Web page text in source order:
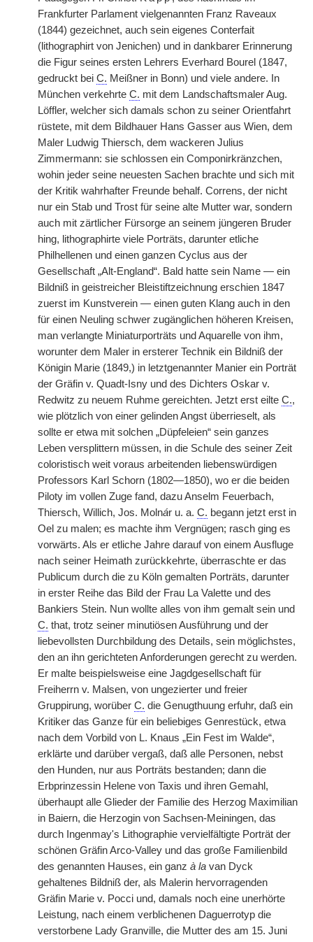
Frankfurter Parlament vielgenannten Franz Raveaux
(1844) gezeichnet, auch sein eigenes Conterfait
(lithographirt von Jenichen) und in dankbarer Erinnerung
die Figur seines ersten Lehrers Everhard Bourel (1847,
gedruckt bei C. Meißner in Bonn) und viele andere. In
München verkehrte C. mit dem Landschaftsmaler Aug.
Löffler, welcher sich damals schon zu seiner Orientfahrt
rüstete, mit dem Bildhauer Hans Gasser aus Wien, dem
Maler Ludwig Thiersch, dem wackeren Julius
Zimmermann: sie schlossen ein Componirkränzchen,
wohin jeder seine neuesten Sachen brachte und sich mit
der Kritik wahrhafter Freunde behalf. Correns, der nicht
nur ein Stab und Trost für seine alte Mutter war, sondern
auch mit zärtlicher Fürsorge an seinem jüngeren Bruder
hing, lithographirte viele Porträts, darunter etliche
Philhellenen und einen ganzen Cyclus aus der
Gesellschaft „Alt-England“. Bald hatte sein Name — ein
Bildniß in geistreicher Bleistiftzeichnung erschien 1847
zuerst im Kunstverein — einen guten Klang auch in den
für einen Neuling schwer zugänglichen höheren Kreisen,
man verlangte Miniaturporträts und Aquarelle von ihm,
worunter dem Maler in ersterer Technik ein Bildniß der
Königin Marie (1849,) in letztgenannter Manier ein Porträt
der Gräfin v. Quadt-Isny und des Dichters Oskar v.
Redwitz zu neuem Ruhme gereichten. Jetzt erst eilte C.,
wie plötzlich von einer gelinden Angst überrieselt, als
sollte er etwa mit solchen „Düpfeleien“ sein ganzes
Leben versplittern müssen, in die Schule des seiner Zeit
coloristisch weit voraus arbeitenden liebenswürdigen
Professors Karl Schorn (1802—1850), wo er die beiden
Piloty im vollen Zuge fand, dazu Anselm Feuerbach,
Thiersch, Willich, Jos. Molnár u. a. C. begann jetzt erst in
Oel zu malen; es machte ihm Vergnügen; rasch ging es
vorwärts. Als er etliche Jahre darauf von einem Ausfluge
nach seiner Heimath zurückkehrte, überraschte er das
Publicum durch die zu Köln gemalten Porträts, darunter
in erster Reihe das Bild der Frau La Valette und des
Bankiers Stein. Nun wollte alles von ihm gemalt sein und
C. that, trotz seiner minutiösen Ausführung und der
liebevollsten Durchbildung des Details, sein möglichstes,
den an ihn gerichteten Anforderungen gerecht zu werden.
Er malte beispielsweise eine Jagdgesellschaft für
Freiherrn v. Malsen, von ungezierter und freier
Gruppirung, worüber C. die Genugthuung erfuhr, daß ein
Kritiker das Ganze für ein beliebiges Genrestück, etwa
nach dem Vorbild von L. Knaus „Ein Fest im Walde“,
erklärte und darüber vergaß, daß alle Personen, nebst
den Hunden, nur aus Porträts bestanden; dann die
Erbprinzessin Helene von Taxis und ihren Gemahl,
überhaupt alle Glieder der Familie des Herzog Maximilian
in Baiern, die Herzogin von Sachsen-Meiningen, das
durch Ingenmay's Lithographie vervielfältigte Porträt der
schönen Gräfin Arco-Valley und das große Familienbild
des genannten Hauses, ein ganz à la van Dyck
gehaltenes Bildniß der, als Malerin hervorragenden
Gräfin Marie v. Pocci und, damals noch eine unerhörte
Leistung, nach einem verblichenen Daguerrotyp die
verstorbene Lady Granville, die Mutter des am 15. Juni